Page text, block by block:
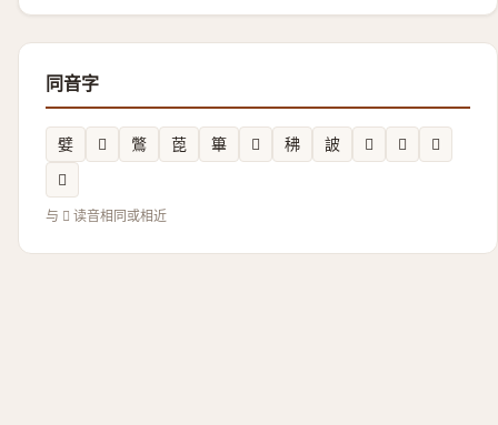
同音字
嬖 𪺶 鷩 萞 篳 𬩮 䄶 詖 𤑐 𩊰
𩫜
𩩨
与 𡚁 读音相同或相近